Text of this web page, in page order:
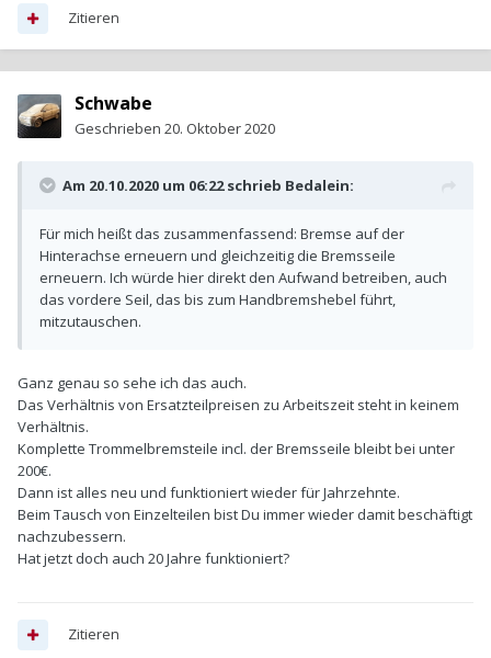
Zitieren
Schwabe
Geschrieben 20. Oktober 2020
Am 20.10.2020 um 06:22 schrieb Bedalein:
Für mich heißt das zusammenfassend: Bremse auf der
Hinterachse erneuern und gleichzeitig die Bremsseile
erneuern. Ich würde hier direkt den Aufwand betreiben, auch
das vordere Seil, das bis zum Handbremshebel führt,
mitzutauschen.
Ganz genau so sehe ich das auch.
Das Verhältnis von Ersatzteilpreisen zu Arbeitszeit steht in keinem
Verhältnis.
Komplette Trommelbremsteile incl. der Bremsseile bleibt bei unter
200€.
Dann ist alles neu und funktioniert wieder für Jahrzehnte.
Beim Tausch von Einzelteilen bist Du immer wieder damit beschäftigt
nachzubessern.
Hat jetzt doch auch 20 Jahre funktioniert?
Zitieren